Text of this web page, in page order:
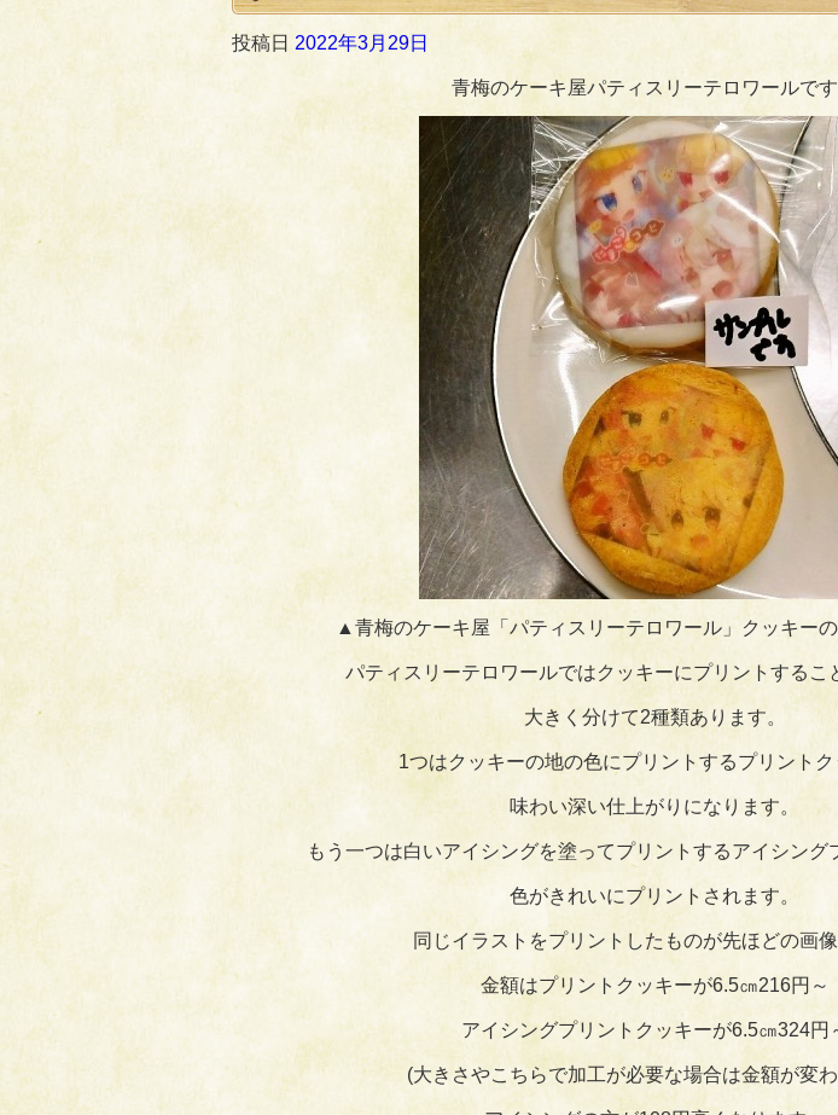
投稿日 2022年3月29日
青梅のケーキ屋パティスリーテロワールです
▲青梅のケーキ屋「パティスリーテロワール」クッキー
パティスリーテロワールではクッキーにプリントするこ
大きく分けて2種類あります。
1つはクッキーの地の色にプリントするプリントク
味わい深い仕上がりになります。
もう一つは白いアイシングを塗ってプリントするアイシング
色がきれいにプリントされます。
同じイラストをプリントしたものが先ほどの画像
金額はプリントクッキーが6.5㎝216円～
アイシングプリントクッキーが6.5㎝324円
(大きさやこちらで加工が必要な場合は金額が変